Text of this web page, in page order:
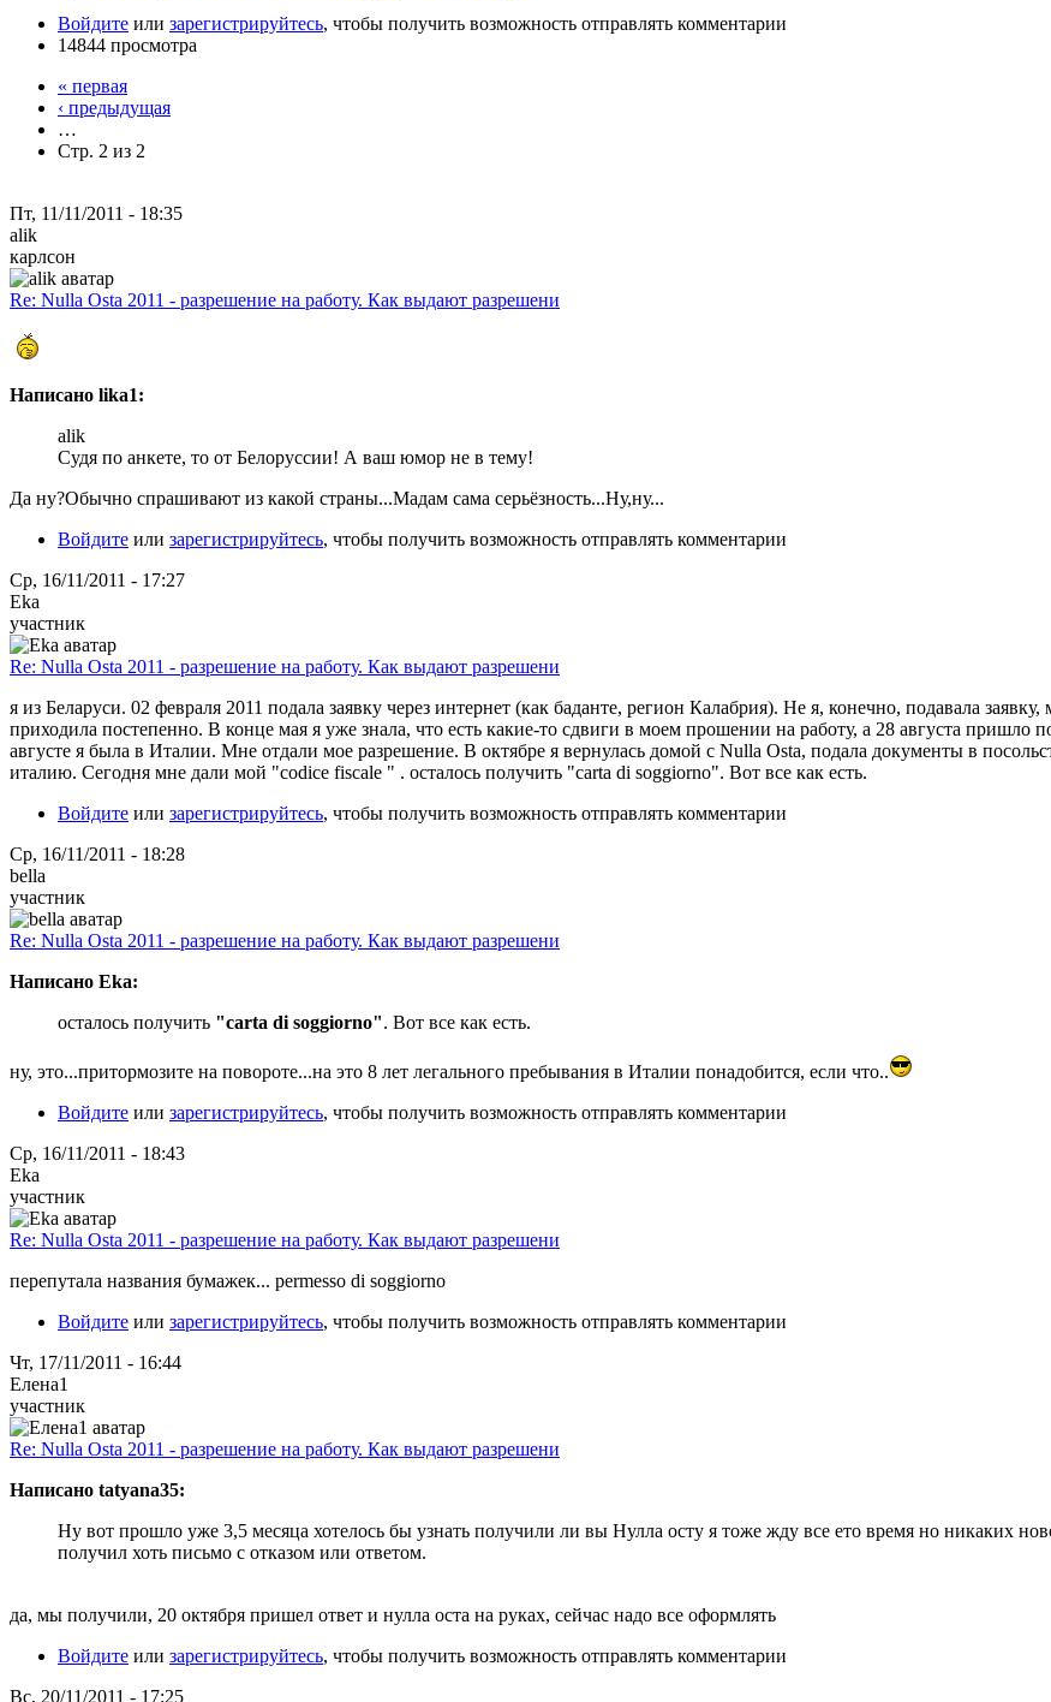
Войдите или зарегистрируйтесь, чтобы получить возможность отправлять комментарии
14844 просмотра
« первая
‹ предыдущая
…
Стр. 2 из 2
Пт, 11/11/2011 - 18:35
alik
карлсон
Re: Nulla Osta 2011 - разрешение на работу. Как выдают разрешени
Написано lika1:
alik
Судя по анкете, то от Белоруссии! А ваш юмор не в тему!
Да ну?Обычно спрашивают из какой страны...Мадам сама серьёзность...Ну,ну...
Войдите или зарегистрируйтесь, чтобы получить возможность отправлять комментарии
Ср, 16/11/2011 - 17:27
Eka
участник
Re: Nulla Osta 2011 - разрешение на работу. Как выдают разрешени
я из Беларуси. 02 февраля 2011 подала заявку через интернет (как баданте, регион Калабрия). Не я, конечно, подавала
приходила постепенно. В конце мая я уже знала, что есть какие-то сдвиги в моем прошении на работу, а 28 августа пришло
августе я была в Италии. Мне отдали мое разрешение. В октябре я вернулась домой с Nulla Osta, подала документы в
италию. Сегодня мне дали мой "codice fiscale " . осталось получить "carta di soggiorno". Вот все как есть.
Войдите или зарегистрируйтесь, чтобы получить возможность отправлять комментарии
Ср, 16/11/2011 - 18:28
bella
участник
Re: Nulla Osta 2011 - разрешение на работу. Как выдают разрешени
Написано Eka:
осталось получить "carta di soggiorno". Вот все как есть.
ну, это...притормозите на повороте...на это 8 лет легального пребывания в Италии понадобится, если что..
Войдите или зарегистрируйтесь, чтобы получить возможность отправлять комментарии
Ср, 16/11/2011 - 18:43
Eka
участник
Re: Nulla Osta 2011 - разрешение на работу. Как выдают разрешени
перепутала названия бумажек... permesso di soggiorno
Войдите или зарегистрируйтесь, чтобы получить возможность отправлять комментарии
Чт, 17/11/2011 - 16:44
Елена1
участник
Re: Nulla Osta 2011 - разрешение на работу. Как выдают разрешени
Написано tatyana35:
Ну вот прошло уже 3,5 месяца хотелось бы узнать получили ли вы Нулла осту я тоже жду все ето время но никаких
получил хоть письмо с отказом или ответом.
да, мы получили, 20 октября пришел ответ и нулла оста на руках, сейчас надо все оформлять
Войдите или зарегистрируйтесь, чтобы получить возможность отправлять комментарии
Вс, 20/11/2011 - 17:25